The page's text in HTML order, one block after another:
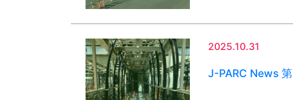
2025.10.31
J-PARC News